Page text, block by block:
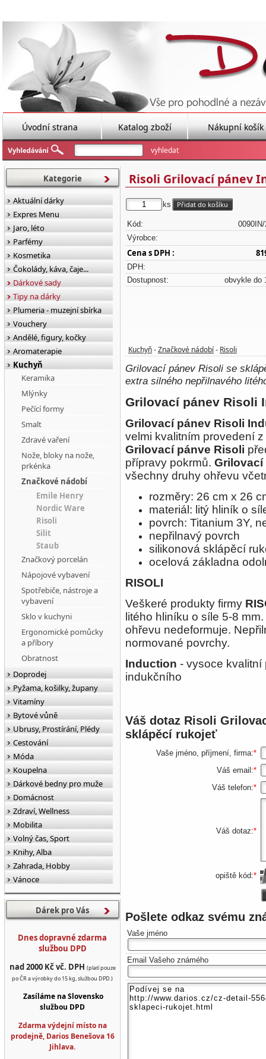
Úvodní strana Katalog zboží Nákupní košík
Risoli Grilovací pánev
ks
Kód:
Výrobce:
Cena s DPH :
DPH:
Dostupnost:
obvykle do
Kuchyň - Značkové nádobí - Risoli
Grilovací pánev Risoli se
extra silného nepřilnavého
Grilovací pánev Risoli
Grilovací pánev Risoli
velmi kvalitním provedení
Grilovací pánve Risoli
přípravy pokrmů.
všechny druhy ohřevu
rozměry: 26 cm x 26
materiál: litý hliník o
povrch: Titanium 3Y,
nepřilnavý povrch
silikonová sklápěcí
ocelová základna
RISOLI
Veškeré produkty firmy
litého hliníku o síle 5-8 mm.
ohřevu nedeformuje.
normované povrchy.
Induction - vysoce kvalitní
indukčního
Váš dotaz Risoli
sklápěcí rukojeť
Vaše jméno, příjmení, firma:*
Váš email:*
Váš telefon:*
Váš dotaz:*
opiště kód:*
Pošlete odkaz svému
Vaše jméno
Email Vašeho známého
Kategorie
Aktuální dárky
Expres Menu
Jaro, léto
Parfémy
Kosmetika
Čokolády, káva, čaje...
Dárkové sady
Tipy na dárky
Plumeria - muzejní sbírka
Vouchery
Andělé, figury, kočky
Aromaterapie
Kuchyň
Keramika
Mlýnky
Pečící formy
Smalt
Zdravé vaření
Nože, bloky na nože,
prkénka
Značkové nádobí
Emile Henry
Nordic Ware
Risoli
Silit
Staub
Značkový porcelán
Nápojové vybavení
Spotřebiče, nástroje a
vybavení
Sklo v kuchyni
Ergonomické pomůcky
a příbory
Obratnost
Doprodej
Pyžama, košilky, župany
Vitamíny
Bytové vůně
Ubrusy, Prostírání, Plédy
Cestování
Móda
Koupelna
Dárkové bedny pro muže
Domácnost
Zdraví, Wellness
Mobilita
Volný čas, Sport
Knihy, Alba
Zahrada, Hobby
Vánoce
Dárek pro Vás
Dnes dopravné zdarma
službou DPD
nad 2000 Kč vč. DPH (platí pouze
po ČR a výrobky do 15 kg, službou DPD.)
Zasíláme na Slovensko
službou DPD
Zdarma výdejní místo na
prodejně, Darios Benešova 16
Jihlava.